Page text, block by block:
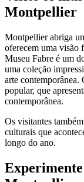
Montpellier
Montpellier abriga
oferecem uma visão
Museu Fabre é um
uma coleção
arte
popular, que
contemporânea.
Os visitantes
culturais que
longo do ano.